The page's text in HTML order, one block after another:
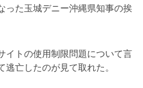
った玉城デニー沖縄県知事の挨
トの使用制限問題について言
亡したのが見て取れた。